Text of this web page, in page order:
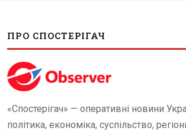
ПРО СПОСТЕРІГАЧ
«Спостерігач» — оперативні новини
політика, економіка, суспільство,